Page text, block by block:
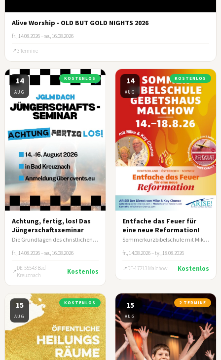
Alive Worship - OLD BUT GOLD NIGHTS 2026
fr., 14.08.2026 –sø., 16.08.2026
3 Termine
14
AUG
KOSTENLOS
Achtung, fertig, los! Das
Jüngerschaftsseminar
Die Grundlagen des christlichen Lebens und wie du andere darin anleitest.
fr., 14.08.2026 – sø., 16.08.2026
DE-55543 Bad
Kreuznach
Kostenlos
14
AUG
KOSTENLOS
Entfache das Feuer für
eine neue Reformation!
Sommerkurzbibelschule mit Mike & Kay Chance
fr., 14.08.2026 – ty., 18.08.2026
DE-17213 Malchow Kostenlos
15
AUG
KOSTENLOS 15
AUG
2 TERMINE